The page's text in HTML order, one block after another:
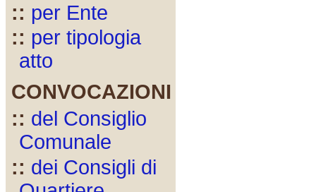
:: per Ente
:: per tipologia
atto
CONVOCAZIONI
:: del Consiglio
Comunale
:: dei Consigli di